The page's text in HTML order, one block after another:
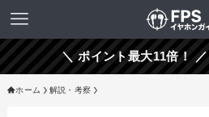
＼ ポイント最大11倍！ ／
ホーム 解説・考察